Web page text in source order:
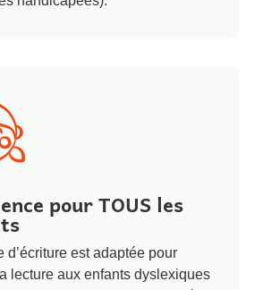
pour TOUS les
d’écriture est adaptée pour
lecture aux enfants dyslexiques